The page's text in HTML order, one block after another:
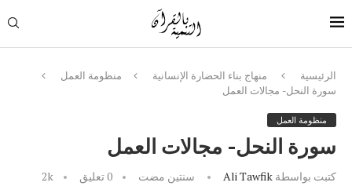
الرئيسية منهاج بناء الحضارة الإنسانية
منظومة العمل
سورة النحل- مجالات العمل
منظومة العمل
سورة النحل- مجالات العمل
كتبت بواسطة Ali Tawfik سنتين مضت 0 تعليق
2k